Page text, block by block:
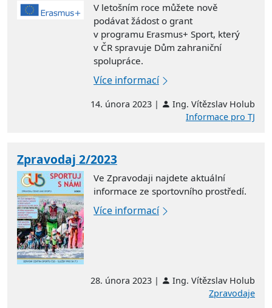
V letošním roce můžete nově
podávat žádost o grant
v programu Erasmus+ Sport, který
v ČR spravuje Dům zahraniční
spolupráce.
Více informací
14. února 2023 |
Ing. Vítězslav Holub
Informace pro TJ
Zpravodaj 2/2023
Ve Zpravodaji najdete aktuální
informace ze sportovního prostředí.
Více informací
28. února 2023 |
Ing. Vítězslav Holub
Zpravodaje